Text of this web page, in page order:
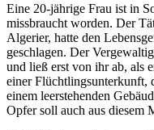
Eine 20-jährige Frau ist in
missbraucht worden. Der
Algerier, hatte den
geschlagen. Der
und ließ erst von ihr ab, als
einer Flüchtlingsunterkunft,
einem leerstehenden
Opfer soll auch aus diesem